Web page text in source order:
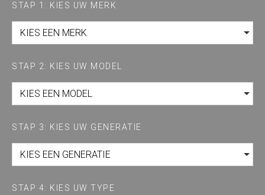
STAP 1: KIES UW MERK
KIES EEN MERK
STAP 2: KIES UW MODEL
KIES EEN MODEL
STAP 3: KIES UW GENERATIE
KIES EEN GENERATIE
STAP 4: KIES UW TYPE